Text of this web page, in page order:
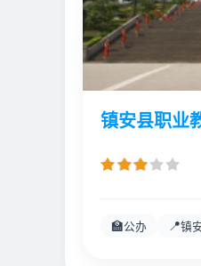
镇安县职业
🏫公办 📍镇